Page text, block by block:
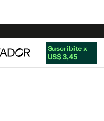
Suscribite x
US$ 3,45